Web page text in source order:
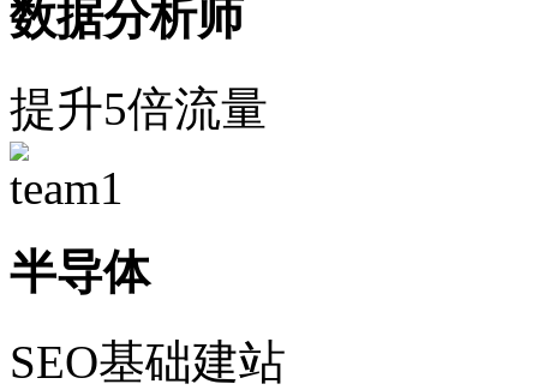
数据分析师
提升5倍流量
半导体
SEO基础建站